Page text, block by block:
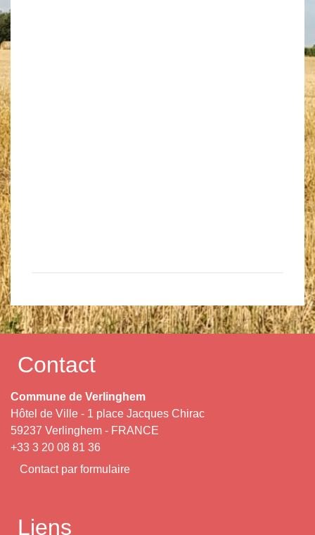
Contact
Commune de Verlinghem
Hôtel de Ville - 1 place Jacques Chirac
59237 Verlinghem - FRANCE
+33 3 20 08 81 36
Contact par formulaire
Liens